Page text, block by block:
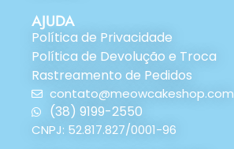
AJUDA
Política de Privacidade
Política de Devolução e Troca
Rastreamento de Pedidos
contato@meowcakeshop.com
(38) 9199-2550
CNPJ: 52.817.827/0001-96